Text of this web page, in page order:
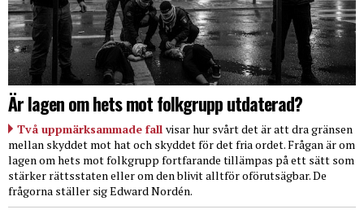
Är lagen om hets mot folkgrupp utdaterad?
Två uppmärksammade fall visar hur svårt det är att dra gränsen
mellan skyddet mot hat och skyddet för det fria ordet. Frågan är om
lagen om hets mot folkgrupp fortfarande tillämpas på ett sätt som
stärker rättsstaten eller om den blivit alltför oförutsägbar. De
frågorna ställer sig Edward Nordén.